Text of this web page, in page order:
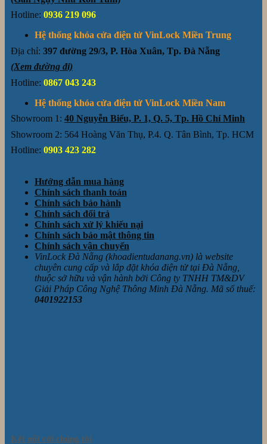
Hotline: 0936 219 096
Hệ thống khóa cửa điện tử VinLock Miền Trung
Địa chỉ: 397 đường 29/3, P. Hòa Xuân, Tp. Đà Nẵng
(Xem đường đi)
Hotline: 0867 043 243
Hệ thống khóa cửa điện tử VinLock Miền Nam
Showroom 1: 40 Nguyễn Biểu, P. 1, Q. 5, Tp. Hồ Chí Minh
Showroom 2: 564 Hoàng Văn Thụ, P.4. Q. Tân Bình, Tp. HCM
Hotline: 0903 423 282
Hướng dẫn mua hàng
Chính sách thanh toán
Chính sách bảo hành
Chính sách đổi trả
Chính sách xử lý khiếu nại
Chính sách bảo mật thông tin
Chính sách vận chuyển
VinLock Đà Nẵng (khoadientudanang.vn) là website
chuyên cung cấp và lắp đặt khóa điện tử tại Đà Nẵng,
thuộc sở hữu và vận hành bởi Công ty TNHH TM&DV
Giải Pháp Công Nghệ Thông Minh Đà Nẵng. Mã số thuế:
0401922153
Kết nối với chúng tôi